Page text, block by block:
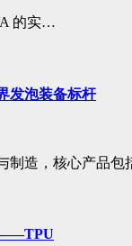
的实…
发泡装备标杆
制造，核心产品
——TPU